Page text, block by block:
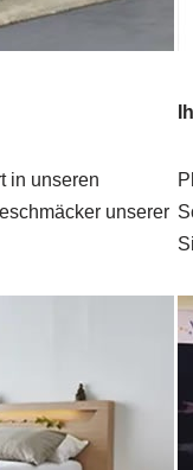
in unseren
unserer